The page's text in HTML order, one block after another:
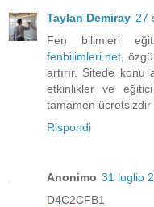
Taylan Demiray 27
Fen bilimleri
fenbilimleri.net ,
artırır. Sitede konu
etkinlikler ve
tamamen ücretsizdir
Rispondi
Anonimo 31 luglio
D4C2CFB1